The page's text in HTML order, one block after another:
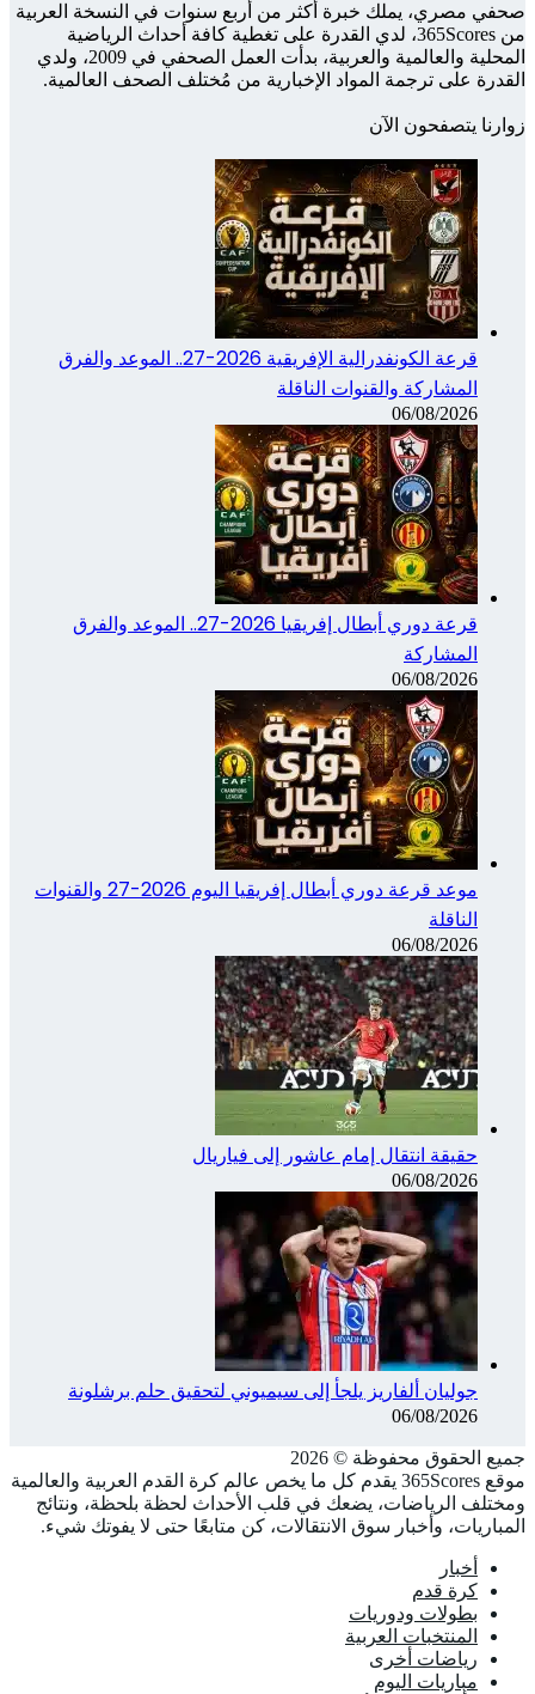
صحفي مصري، يملك خبرة أكثر من أربع سنوات في النسخة العربية
من 365Scores، لدي القدرة على تغطية كافة أحداث الرياضية
المحلية والعالمية والعربية، بدأت العمل الصحفي في 2009، ولدي
القدرة على ترجمة المواد الإخبارية من مُختلف الصحف العالمية.
زوارنا يتصفحون الآن
قرعة الكونفدرالية الإفريقية 2026-27.. الموعد والفرق
المشاركة والقنوات الناقلة
06/08/2026
قرعة دوري أبطال إفريقيا 2026-27.. الموعد والفرق
المشاركة
06/08/2026
موعد قرعة دوري أبطال إفريقيا اليوم 2026-27 والقنوات
الناقلة
06/08/2026
حقيقة انتقال إمام عاشور إلى فياريال
06/08/2026
جوليان ألفاريز يلجأ إلى سيميوني لتحقيق حلم برشلونة
06/08/2026
جميع الحقوق محفوظة ©️ 2026
موقع 365Scores يقدم كل ما يخص عالم كرة القدم العربية والعالمية
ومختلف الرياضات، يضعك في قلب الأحداث لحظة بلحظة، ونتائج
المباريات، وأخبار سوق الانتقالات، كن متابعًا حتى لا يفوتك شيء.
أخبار
كرة قدم
بطولات ودوريات
المنتخبات العربية
رياضات أخرى
مباريات اليوم